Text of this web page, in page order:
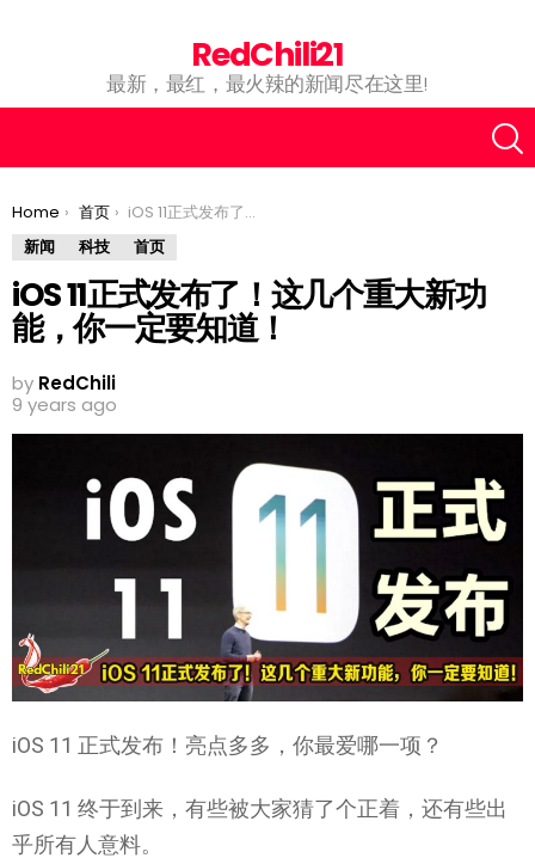
RedChili21
最新，最红，最火辣的新闻尽在这里!
You are here:
Home 首页
iOS 11正式发布了！这几个重大新功能，你一定要知道！
新闻
科技 首页
iOS 11正式发布了！这几个重大新功
能，你一定要知道！
by RedChili
9 years ago
iOS 11 正式发布！亮点多多，你最爱哪一项？
iOS 11 终于到来，有些被大家猜了个正着，还有些出
乎所有人意料。